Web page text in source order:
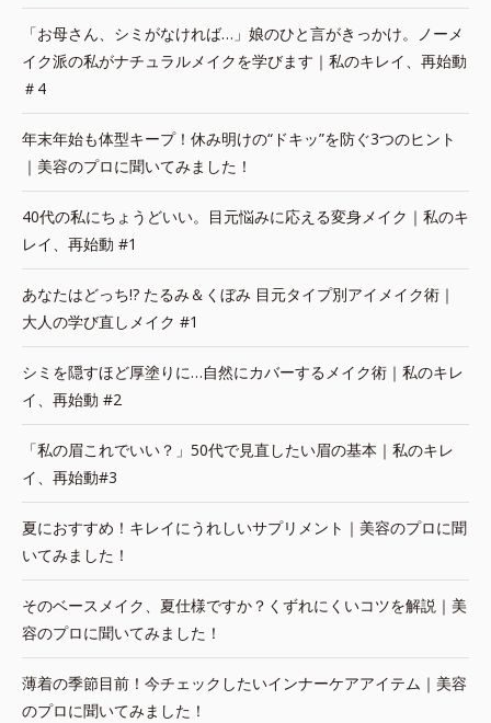
「お母さん、シミがなければ…」娘のひと言がきっかけ。ノーメ
イク派の私がナチュラルメイクを学びます｜私のキレイ、再始動
＃4
年末年始も体型キープ！休み明けの“ドキッ”を防ぐ3つのヒント
｜美容のプロに聞いてみました！
40代の私にちょうどいい。目元悩みに応える変身メイク｜私のキ
レイ、再始動 #1
あなたはどっち!? たるみ＆くぼみ 目元タイプ別アイメイク術｜
大人の学び直しメイク #1
シミを隠すほど厚塗りに…自然にカバーするメイク術｜私のキレ
イ、再始動 #2
「私の眉これでいい？」50代で見直したい眉の基本｜私のキレ
イ、再始動#3
夏におすすめ！キレイにうれしいサプリメント｜美容のプロに聞
いてみました！
そのベースメイク、夏仕様ですか？くずれにくいコツを解説｜美
容のプロに聞いてみました！
薄着の季節目前！今チェックしたいインナーケアアイテム｜美容
のプロに聞いてみました！